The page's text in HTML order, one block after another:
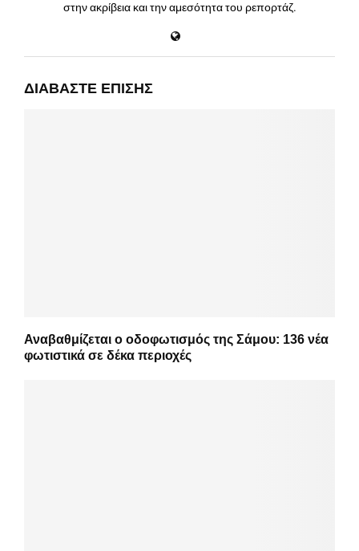
στην ακρίβεια και την αμεσότητα του ρεπορτάζ.
ΔΙΑΒΆΣΤΕ ΕΠΊΣΗΣ
Αναβαθμίζεται ο οδοφωτισμός της Σάμου: 136 νέα
φωτιστικά σε δέκα περιοχές